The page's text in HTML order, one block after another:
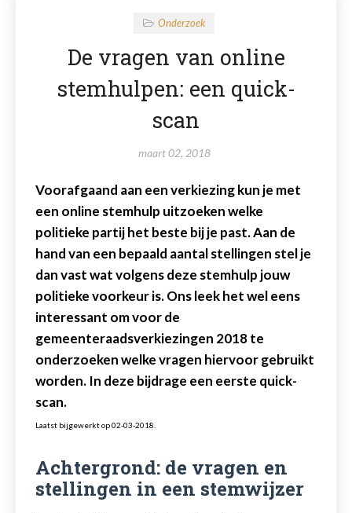
Onderzoek
De vragen van online
stemhulpen: een quick-
scan
maart 02, 2018
Voorafgaand aan een verkiezing kun je met
een online stemhulp uitzoeken welke
politieke partij het beste bij je past. Aan de
hand van een bepaald aantal stellingen stel je
dan vast wat volgens deze stemhulp jouw
politieke voorkeur is. Ons leek het wel eens
interessant omvoor de
gemeenteraadsverkiezingen 2018te
onderzoeken welke vragen hiervoor gebruikt
worden. In deze bijdrage een eerste quick-
scan.
Laatst bijgewerkt op 02-03-2018.
Achtergrond: de vragen en
stellingen in een stemwijzer